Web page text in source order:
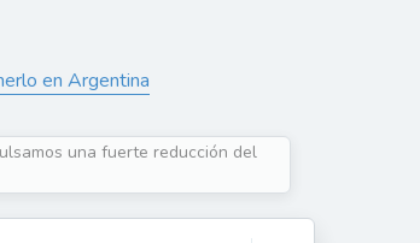
en Argentina
una fuerte reducción del